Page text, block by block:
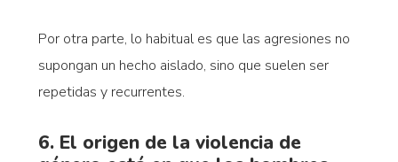
Por otra parte, lo habitual es que las agresiones no
supongan un hecho aislado, sino que suelen ser
repetidas y recurrentes.
6. El origen de la violencia de